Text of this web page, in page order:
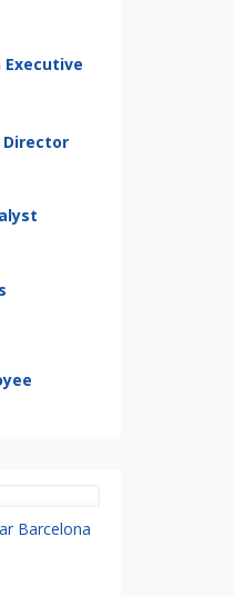
Executive
Director
Barcelona